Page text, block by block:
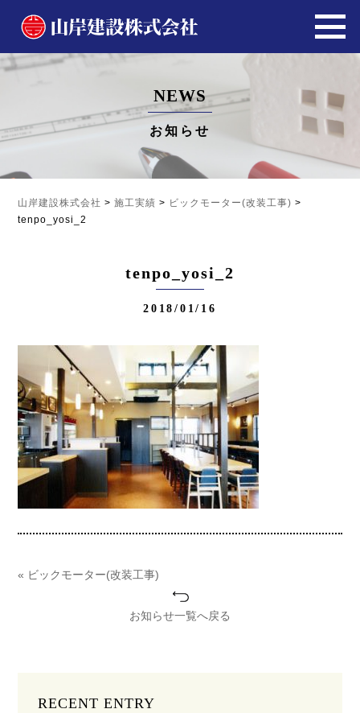
NEWS
お知らせ
山岸建設株式会社 >施工実績 > ビックモーター(改装工事) >
tenpo_yosi_2
tenpo_yosi_2
2018/01/16
« ビックモーター(改装工事)
お知らせ一覧へ戻る
RECENT ENTRY